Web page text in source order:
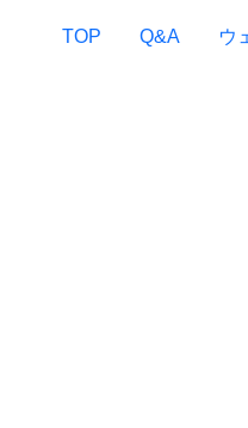
TOP Q&A ウ